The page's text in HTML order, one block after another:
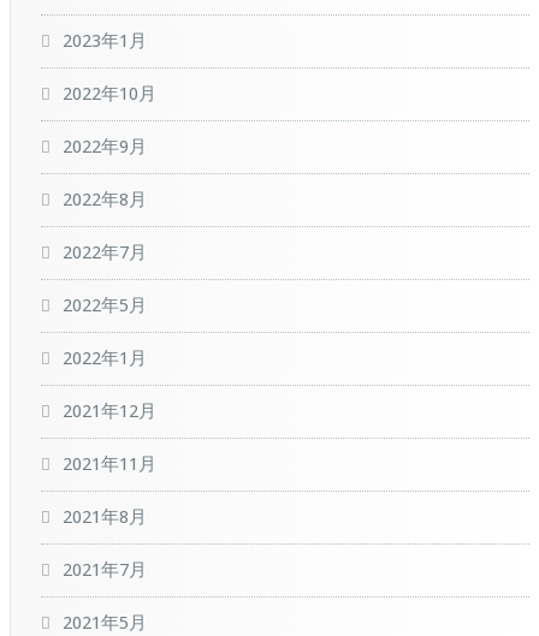
2023年1月
2022年10月
2022年9月
2022年8月
2022年7月
2022年5月
2022年1月
2021年12月
2021年11月
2021年8月
2021年7月
2021年5月